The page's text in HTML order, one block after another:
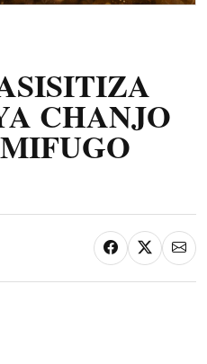
CHANJO